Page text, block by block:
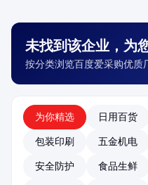
未找到该企业，为
按分类浏览百度爱采购优质
为你精选 日用百货
包装印刷 五金机电
安全防护 食品生鲜